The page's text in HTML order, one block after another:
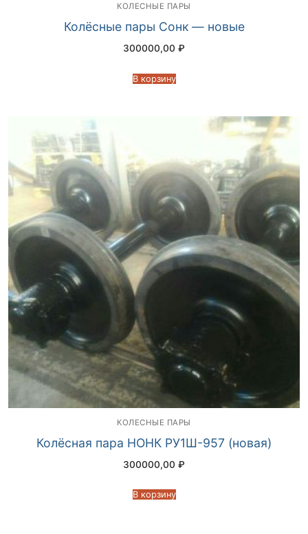
КОЛЕСНЫЕ ПАРЫ
Колёсные пары Сонк — новые
300000,00 ₽
В корзину
КОЛЕСНЫЕ ПАРЫ
Колёсная пара НОНК РУ1Ш-957 (новая)
300000,00 ₽
В корзину